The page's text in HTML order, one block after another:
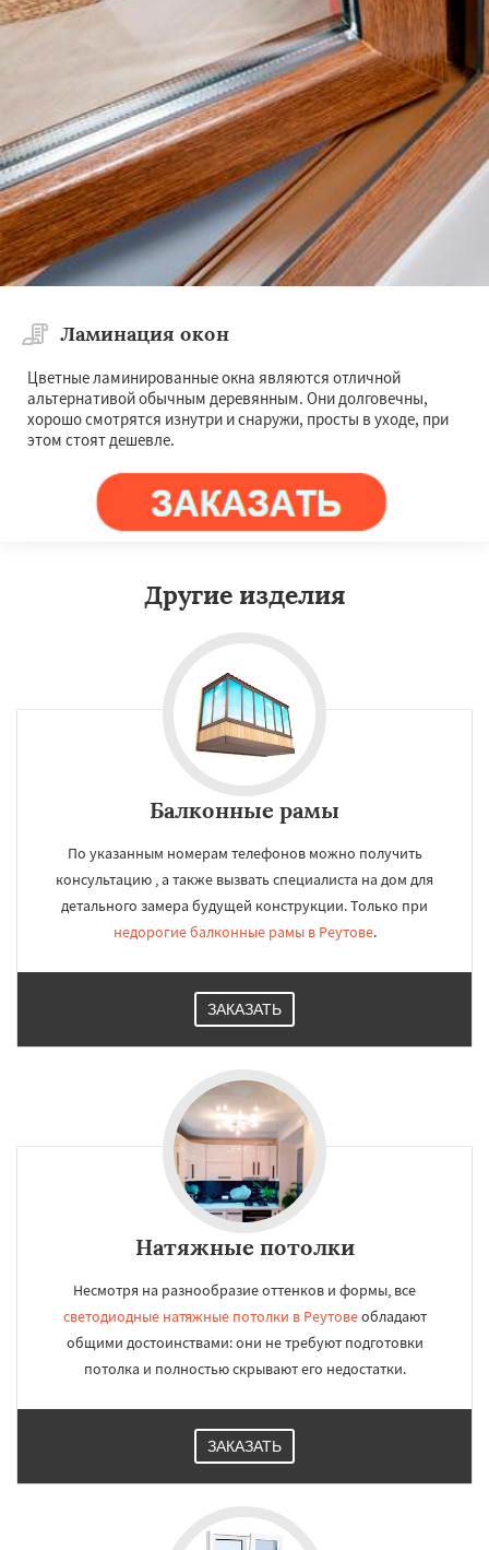
Ламинация окон
Цветные ламинированные окна являются отличной
альтернативой обычным деревянным. Они долговечны,
хорошо смотрятся изнутри и снаружи, просты в уходе, при
этом стоят дешевле.
Другие изделия
Балконные рамы
По указанным номерам телефонов можно получить
консультацию , а также вызвать специалиста на дом для
детального замера будущей конструкции. Только при
недорогие балконные рамы в Реутове.
ЗАКАЗАТЬ
Натяжные потолки
Несмотря на разнообразие оттенков и формы, все
светодиодные натяжные потолки в Реутовеобладают
общими достоинствами: они не требуют подготовки
потолка и полностью скрывают его недостатки.
ЗАКАЗАТЬ